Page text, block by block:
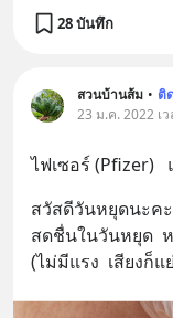
28 บันทึก
สวนบ้านส้ม • ติ
23 ม.ค. 2022 เ
ไฟเซอร์ (Pfizer)
สวัสดีวันหยุดนะค
สดชื่นในวันหยุด
(ไม่มีแรง  เสียงก็